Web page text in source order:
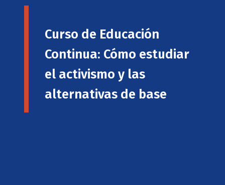
Curso de Educación
Continua: Cómo estudiar
el activismo y las
alternativas de base